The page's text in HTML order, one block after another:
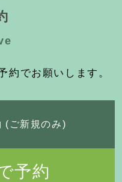
約でお願いします。
(ご新規のみ)
予約